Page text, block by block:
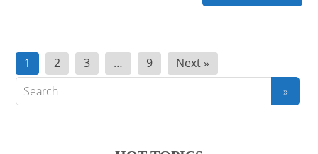
Posts
pagination
1 2 3 … 9 Next »